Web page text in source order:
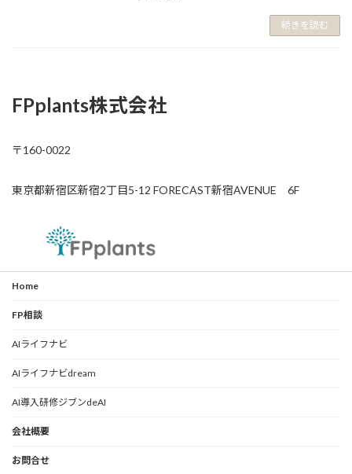
続きを読む
FPplants株式会社
〒160-0022
東京都新宿区新宿2丁目5-12 FORECAST新宿AVENUE 6F
Home
FP相談
AIライフナビ
AIライフナビdream
AI導入研修ジブンdeAI
会社概要
お問合せ